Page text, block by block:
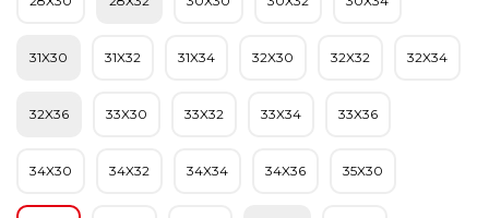
31X30 31X32 31X34 32X30 32X32 32X34
32X36 33X30 33X32 33X34 33X36
34X30 34X32 34X34 34X36 35X30